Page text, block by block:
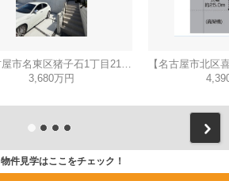
【名古屋市名東区猪子石1丁目2104新築戸建2号棟】✨️仲介手数料無料✨️猪子石小学校・猪高中学校
3,680万円
物件見学はここをチェック！